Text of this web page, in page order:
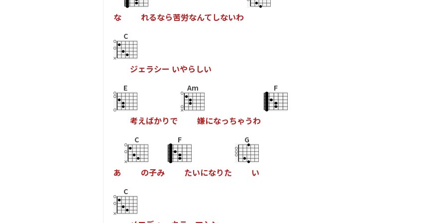
な れるなら苦労なんてしないわ
C
ジェラシー いやら しい
E
考えばかりで
Am
嫌になっちゃうわ
F
あ
C
の子み
F
たいになりた
G
い
C